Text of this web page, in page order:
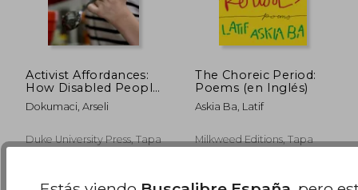
dcto. 60,40 € dcto.
Activist Affordances:
How Disabled People
Improvise More
Habitable Worlds (en
Dokumaci, Arseli
Duke University Press, Tapa
The Choreic Period:
Poems (en Inglés)
Askia Ba, Latif
Milkweed Editions, Tapa